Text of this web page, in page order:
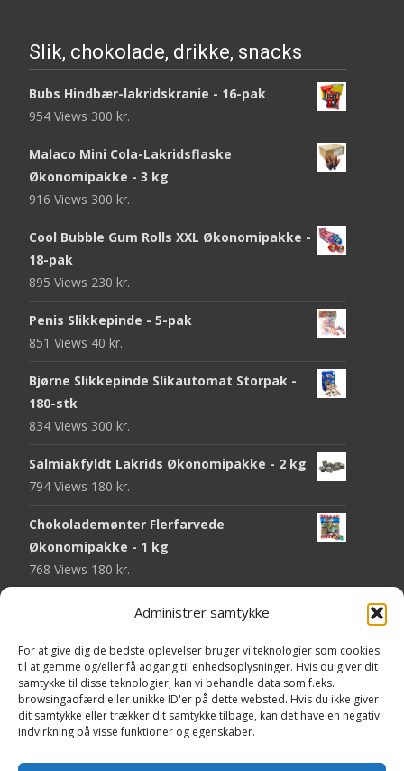
Administrer samtykke
For at give dig de bedste oplevelser bruger vi teknologier som cookies
til at gemme og/eller få adgang til enhedsoplysninger. Hvis du giver dit
samtykke til disse teknologier, kan vi behandle data som f.eks.
browsingadfærd eller unikke ID'er på dette websted. Hvis du ikke giver
dit samtykke eller trækker dit samtykke tilbage, kan det have en negativ
indvirkning på visse funktioner og egenskaber.
Slik, chokolade, drikke, snacks
Bubs Hindbær-lakridskranie - 16-pak
954 Views 300 kr.
Malaco Mini Cola-Lakridsflaske
Økonomipakke - 3 kg
916 Views 300 kr.
Cool Bubble Gum Rolls XXL Økonomipakke -
18-pak
895 Views 230 kr.
Penis Slikkepinde - 5-pak
851 Views 40 kr.
Bjørne Slikkepinde Slikautomat Storpak -
180-stk
834 Views 300 kr.
Salmiakfyldt Lakrids Økonomipakke - 2 kg
794 Views 180 kr.
Chokolademønter Flerfarvede
Økonomipakke - 1 kg
768 Views 180 kr.
Malaco Stjerner Lakrids - 92 gram
Pringles Hot & Spicy - 165 gram
743 Views40 kr.
Fini Krudttønder Tyggegummi